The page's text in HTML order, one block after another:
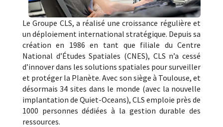
Le Groupe CLS, a réalisé une croissance régulière et
un déploiement international stratégique. Depuis sa
création en 1986 en tant que filiale du Centre
National d’Études Spatiales (CNES), CLS n’a cessé
d’innover dans les solutions spatiales pour surveiller
et protéger la Planète. Avec son siège à Toulouse, et
désormais 34 sites dans le monde (avec la nouvelle
implantation de Quiet-Oceans), CLS emploie près de
1000 personnes dédiées à la gestion durable des
ressources.